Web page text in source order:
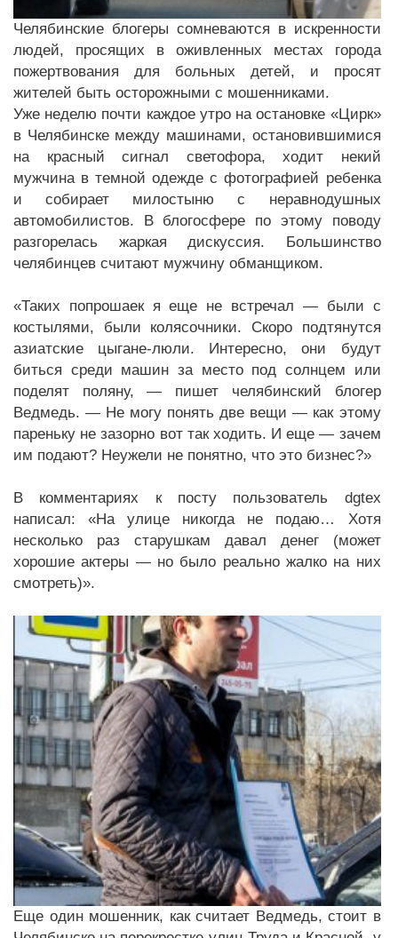
Челябинские блогеры сомневаются в искренности
людей, просящих в оживленных местах города
пожертвования для больных детей, и просят
жителей быть осторожными с мошенниками.
Уже неделю почти каждое утро на остановке «Цирк»
в Челябинске между машинами, остановившимися
на красный сигнал светофора, ходит некий
мужчина в темной одежде с фотографией ребенка
и собирает милостыню с неравнодушных
автомобилистов. В блогосфере по этому поводу
разгорелась жаркая дискуссия. Большинство
челябинцев считают мужчину обманщиком.
«Таких попрошаек я еще не встречал — были с
костылями, были колясочники. Скоро подтянутся
азиатские цыгане-люли. Интересно, они будут
биться среди машин за место под солнцем или
поделят поляну, — пишет челябинский блогер
Ведмедь. — Не могу понять две вещи — как этому
пареньку не зазорно вот так ходить. И еще — зачем
им подают? Неужели не понятно, что это бизнес?»
В комментариях к посту пользователь dgtex
написал: «На улице никогда не подаю… Хотя
несколько раз старушкам давал денег (может
хорошие актеры — но было реально жалко на них
смотреть)».
Еще один мошенник, как считает Ведмедь, стоит в